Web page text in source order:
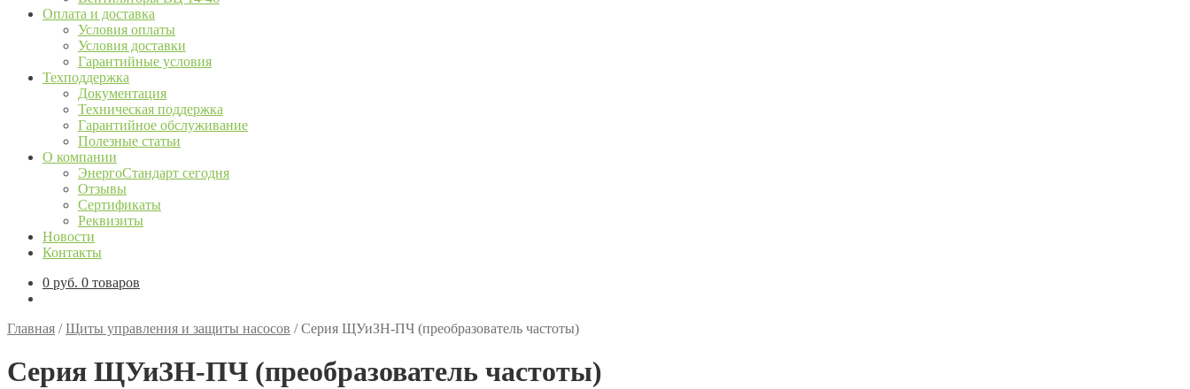
Оплата и доставка
Условия оплаты
Условия доставки
Гарантийные условия
Техподдержка
Документация
Техническая поддержка
Гарантийное обслуживание
Полезные статьи
О компании
ЭнергоСтандарт сегодня
Отзывы
Сертификаты
Реквизиты
Новости
Контакты
0 руб. 0 товаров
Главная /Щиты управления и защиты насосов /Серия ЩУиЗН-ПЧ (преобразователь частоты)
Серия ЩУиЗН-ПЧ (преобразователь частоты)